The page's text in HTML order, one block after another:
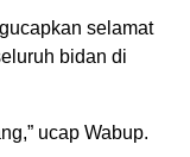
selamat
bidan di
ucap Wabup.